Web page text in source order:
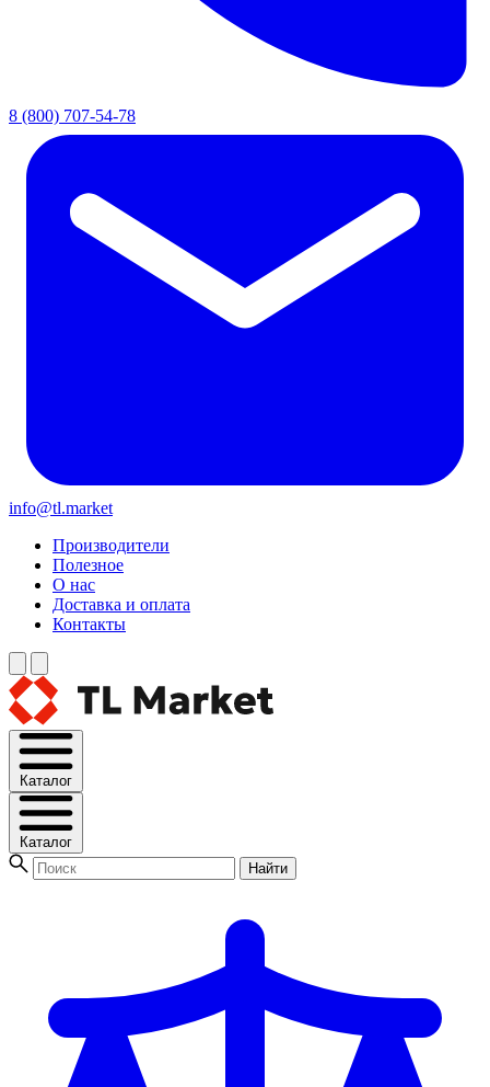
8 (800) 707-54-78
info@tl.market
Производители
Полезное
О нас
Доставка и оплата
Контакты
Каталог
Каталог
Найти